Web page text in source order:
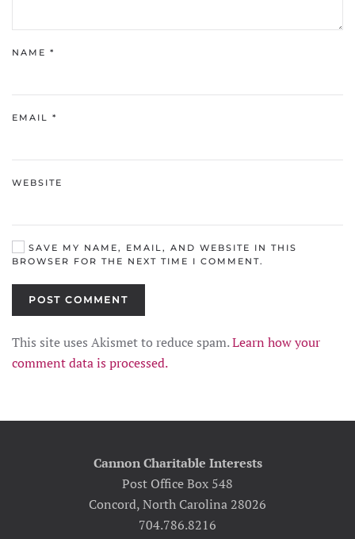
NAME *
EMAIL *
WEBSITE
SAVE MY NAME, EMAIL, AND WEBSITE IN THIS
BROWSER FOR THE NEXT TIME I COMMENT.
POST COMMENT
This site uses Akismet to reduce spam.Learn how your
comment data is processed.
Cannon Charitable Interests
Post Office Box 548
Concord, North Carolina 28026
704.786.8216